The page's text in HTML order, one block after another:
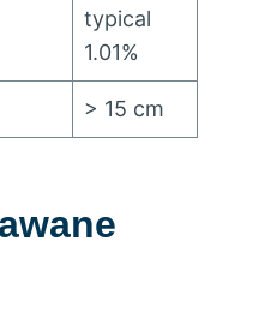
typical
1.01%
> 15 cm